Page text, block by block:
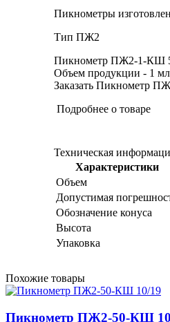
Пикнометры
Тип ПЖ2
Пикнометр ПЖ2-1-КШ 5/
Объем продукции - 1
Заказать Пикнометр
Подробнее о товаре
Техническая
Характеристики
Объем
Допустимая
Обозначение конуса
Высота
Упаковка
Похожие товары
Пикнометр ПЖ2-50-КШ